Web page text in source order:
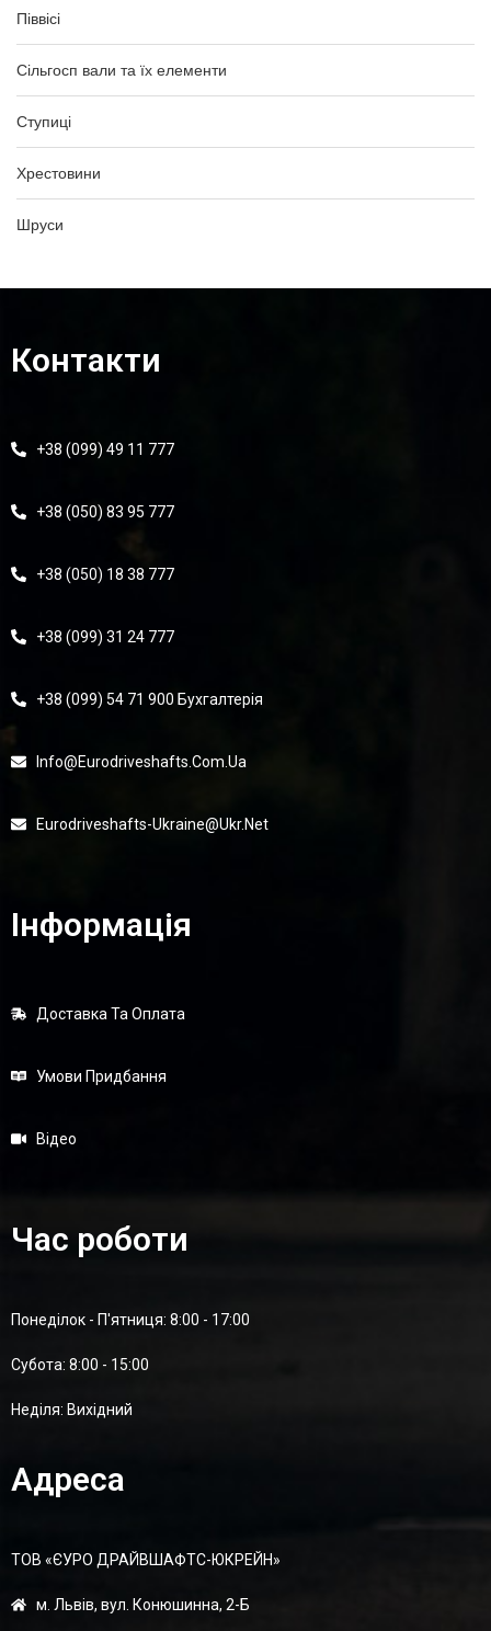
Піввісі
Сільгосп вали та їх елементи
Ступиці
Хрестовини
Шруси
Контакти
+38 (099) 49 11 777
+38 (050) 83 95 777
+38 (050) 18 38 777
+38 (099) 31 24 777
+38 (099) 54 71 900 Бухгалтерія
Info@eurodriveshafts.com.ua
Eurodriveshafts-Ukraine@ukr.net
Інформація
Доставка Та Оплата
Умови Придбання
Відео
Час роботи
Понеділок - П'ятниця: 8:00 - 17:00
Суботa: 8:00 - 15:00
Неділя: Вихідний
Адреса
ТОВ «ЄУРО ДРАЙВШАФТC-ЮКРЕЙН»
м. Львів, вул. Конюшинна, 2-Б